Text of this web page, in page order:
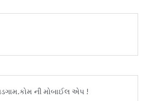
ની મોબાઈલ એપ !